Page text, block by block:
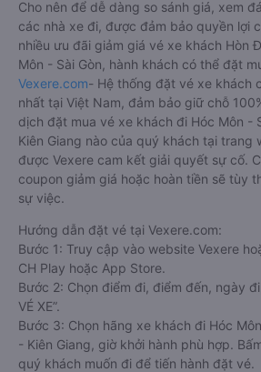
Cho nên để dễ dàng so sánh giá, xem
các nhà xe đi, được đảm bảo quyền lợi
nhiều ưu đãi giảm giá vé xe khách Hòn
Môn - Sài Gòn, hành khách có thể đặt
Vexere.com- Hệ thống đặt vé xe khách
nhất tại Việt Nam, đảm bảo giữ chỗ
dịch đặt mua vé xe khách đi Hóc Môn -
Kiên Giang nào của quý khách tại trang
được Vexere cam kết giải quyết sự cố.
coupon giảm giá hoặc hoàn tiền sẽ tùy
sự việc.
Hướng dẫn đặt vé tại Vexere.com:
Bước 1: Truy cập vào website Vexere
CH Play hoặc App Store.
Bước 2: Chọn điểm đi, điểm đến, ngày
VÉ XE”.
Bước 3: Chọn hãng xe khách đi Hóc
- Kiên Giang, giờ khởi hành phù hợp.
quý khách muốn đi để tiến hành đặt vé.